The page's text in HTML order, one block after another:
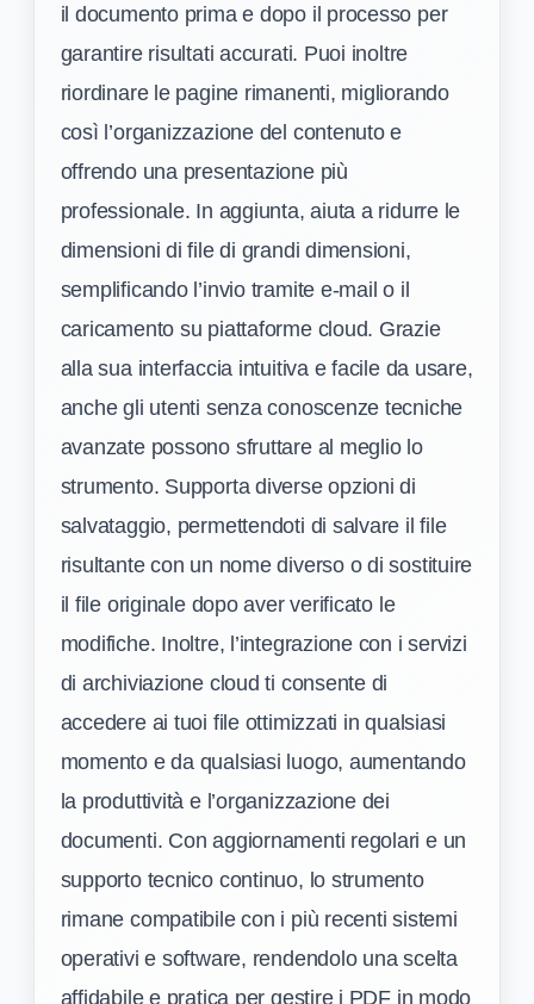
il documento prima e dopo il processo per
garantire risultati accurati. Puoi inoltre
riordinare le pagine rimanenti, migliorando
così l’organizzazione del contenuto e
offrendo una presentazione più
professionale. In aggiunta, aiuta a ridurre le
dimensioni di file di grandi dimensioni,
semplificando l’invio tramite e-mail o il
caricamento su piattaforme cloud. Grazie
alla sua interfaccia intuitiva e facile da usare,
anche gli utenti senza conoscenze tecniche
avanzate possono sfruttare al meglio lo
strumento. Supporta diverse opzioni di
salvataggio, permettendoti di salvare il file
risultante con un nome diverso o di sostituire
il file originale dopo aver verificato le
modifiche. Inoltre, l’integrazione con i servizi
di archiviazione cloud ti consente di
accedere ai tuoi file ottimizzati in qualsiasi
momento e da qualsiasi luogo, aumentando
la produttività e l’organizzazione dei
documenti. Con aggiornamenti regolari e un
supporto tecnico continuo, lo strumento
rimane compatibile con i più recenti sistemi
operativi e software, rendendolo una scelta
affidabile e pratica per gestire i PDF in modo